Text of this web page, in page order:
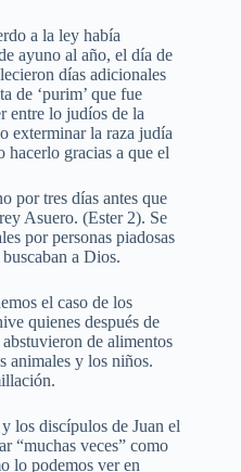
a la ley había
ayuno al año, el día de
días adicionales
de ‘purim’ que fue
entre lo judíos de la
exterminar la raza judía
hacerlo gracias a que el
por tres días antes que
Asuero. (Ester 2). Se
por personas piadosas
a Dios.
el caso de los
quienes después de
de alimentos
animales y los niños.
los discípulos de Juan el
“muchas veces” como
lo podemos ver en